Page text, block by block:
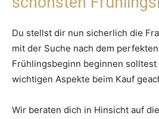
Du stellst dir nun sicherlich die
mit der Suche nach dem
Frühlingsbeginn beginnen solltest
wichtigen Aspekte beim Kauf
Wir beraten dich in Hinsicht auf